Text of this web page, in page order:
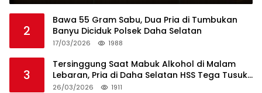
2
Bawa 55 Gram Sabu, Dua Pria di Tumbukan
Banyu Diciduk Polsek Daha Selatan
17/03/2026 1988
3
Tersinggung Saat Mabuk Alkohol di Malam
Lebaran, Pria di Daha Selatan HSS Tega Tusuk
Teman Sendiri
26/03/2026 1911